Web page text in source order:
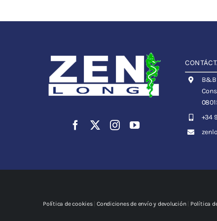
B&B
+34
Política de cookies|Condiciones de envío y devolución| Política